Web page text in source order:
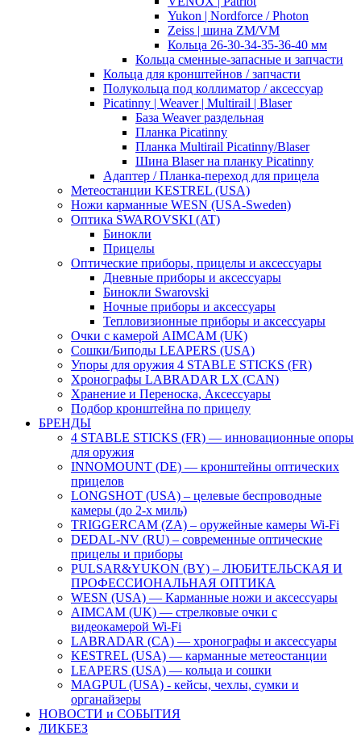
Yukon | Nordforce / Photon
Zeiss | шина ZM/VM
Кольца 26-30-34-35-36-40 мм
Кольца сменные-запасные и запчасти
Кольца для кронштейнов / запчасти
Полукольца под коллиматор / аксессуар
Picatinny | Weaver | Multirail | Blaser
База Weaver раздельная
Планка Picatinny
Планка Multirail Picatinny/Blaser
Шина Blaser на планку Picatinny
Адаптер / Планка-переход для прицела
Метеостанции KESTREL (USA)
Ножи карманные WESN (USA-Sweden)
Оптика SWAROVSKI (AT)
Бинокли
Прицелы
Оптические приборы, прицелы и аксессуары
Дневные приборы и аксессуары
Бинокли Swarovski
Ночные приборы и аксессуары
Тепловизионные приборы и аксессуары
Очки с камерой AIMCAM (UK)
Сошки/Биподы LEAPERS (USA)
Упоры для оружия 4 STABLE STICKS (FR)
Хронографы LABRADAR LX (CAN)
Хранение и Переноска, Аксессуары
Подбор кронштейна по прицелу
БРЕНДЫ
4 STABLE STICKS (FR) — инновационные опоры
для оружия
INNOMOUNT (DE) — кронштейны оптических
прицелов
LONGSHOT (USA) – целевые беспроводные
камеры (до 2-х миль)
TRIGGERCAM (ZA) – оружейные камеры Wi-Fi
DEDAL-NV (RU) – современные оптические
прицелы и приборы
PULSAR&YUKON (BY) – ЛЮБИТЕЛЬСКАЯ И
ПРОФЕССИОНАЛЬНАЯ ОПТИКА
WESN (USA) — Карманные ножи и аксессуары
AIMCAM (UK) — стрелковые очки с
видеокамерой Wi-Fi
LABRADAR (CA) — хронографы и аксессуары
KESTREL (USA) — карманные метеостанции
LEAPERS (USA) — кольца и сошки
MAGPUL (USA) - кейсы, чехлы, сумки и
органайзеры
НОВОСТИ и СОБЫТИЯ
ЛИКБЕЗ